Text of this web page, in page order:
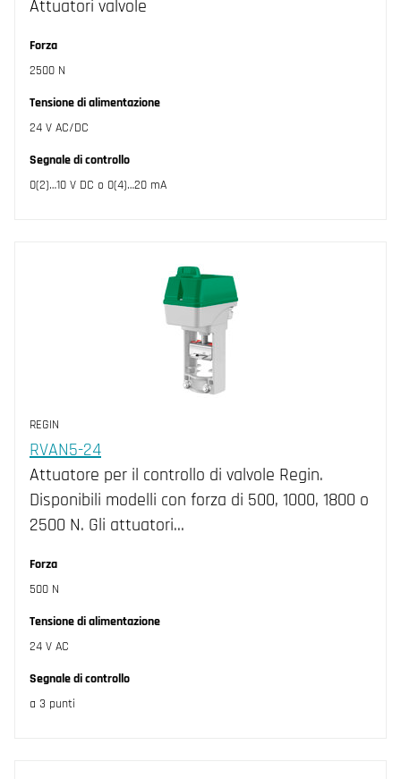
Attuatori valvole
Forza
2500 N
Tensione di alimentazione
24 V AC/DC
Segnale di controllo
0(2)…10 V DC o 0(4)…20 mA
REGIN
RVAN5-24
Attuatore per il controllo di valvole Regin.
Disponibili modelli con forza di 500, 1000, 1800 o
2500 N. Gli attuatori…
Forza
500 N
Tensione di alimentazione
24 V AC
Segnale di controllo
a 3 punti